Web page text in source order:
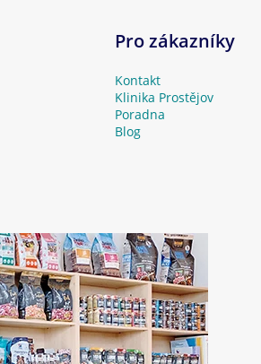
Pro zákazníky
Kontakt
Klinika Prostějov
Poradna
Blog